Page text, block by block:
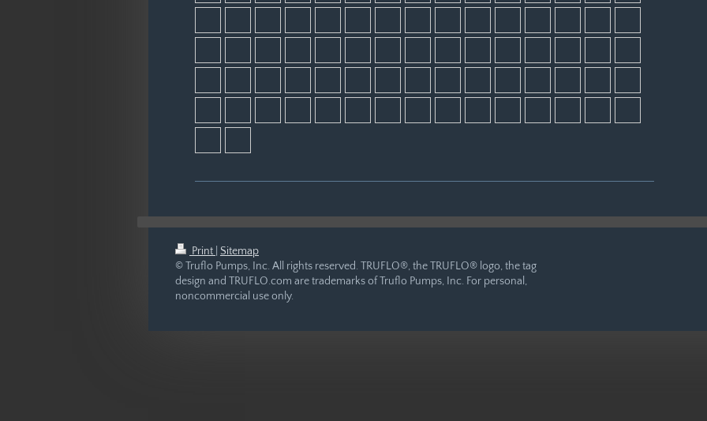
Print
Sitemap
© Truflo Pumps, Inc. All rights reserved. TRUFLO®, the TRUFLO® logo, the tag
design and TRUFLO.com are trademarks of Truflo Pumps, Inc. For personal,
noncommercial use only.